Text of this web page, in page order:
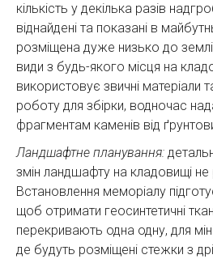
кількість у декілька разів
віднайдені та показані в
розміщена дуже низько до
види з будь-якого місця на
використовує звичні матеріали
роботу для збірки, водночас
фрагментам каменів від
Ландшафтне планування:
змін ландшафту на кладовищі
Встановлення меморіалу
щоб отримати геосинтетичні
перекривають одна одну, для
де будуть розміщені стежки з